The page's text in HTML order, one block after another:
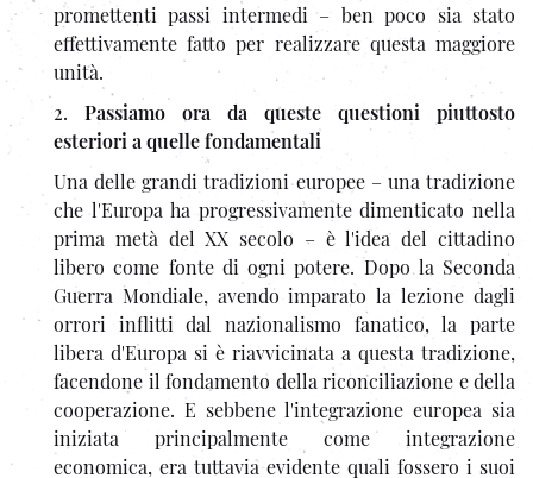
promettenti passi intermedi – ben poco sia stato
effettivamente fatto per realizzare questa maggiore
unità.
2. Passiamo ora da queste questioni piuttosto
esteriori a quelle fondamentali
Una delle grandi tradizioni europee – una tradizione
che l'Europa ha progressivamente dimenticato nella
prima metà del XX secolo – è l'idea del cittadino
libero come fonte di ogni potere. Dopo la Seconda
Guerra Mondiale, avendo imparato la lezione dagli
orrori inflitti dal nazionalismo fanatico, la parte
libera d'Europa si è riavvicinata a questa tradizione,
facendone il fondamento della riconciliazione e della
cooperazione. E sebbene l'integrazione europea sia
iniziata principalmente come integrazione
economica, era tuttavia evidente quali fossero i suoi